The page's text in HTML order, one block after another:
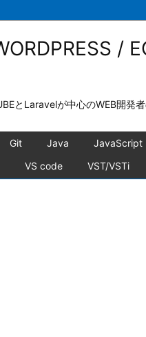
/
とLaravelが中心のWEB開発
Git Java JavaScript
VS code VST/VSTi